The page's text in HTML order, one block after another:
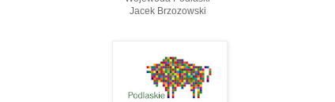
Jacek Brzozowski